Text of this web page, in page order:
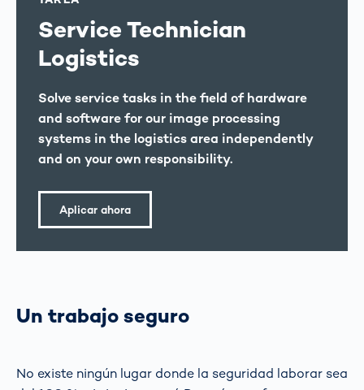
Service Technician
Logistics
Solve service tasks in the field of hardware
and software for our image processing
systems in the logistics area independently
and on your own responsibility.
Aplicar ahora
Un trabajo seguro
No existe ningún lugar donde la seguridad laborar sea